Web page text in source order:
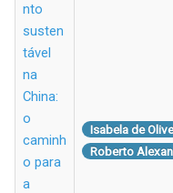
nto
susten
tável
na
China:
o
caminh
o para
a
Isabela de
Roberto